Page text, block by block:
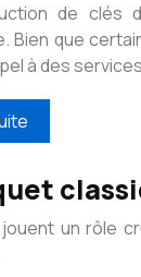
de clés
Bien que
à des
un rôle